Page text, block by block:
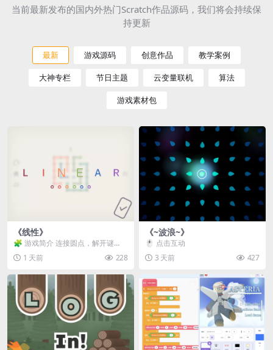
当前最新发布的国内外热门Scratch作品源码，我们将会持续保
持更新
最新 游戏源码 创意作品 教学案例
大神专栏 节日主题 云变量联机 算法
游戏素材包
《线性》
🧩 游戏简介 连接圆点，解开谜
题。 ⚠️ 重要提示 所有关卡均可通
关，请确保使用...
1 天前 228
《~波浪~》
🖱️ 点击互动
3 天前
427